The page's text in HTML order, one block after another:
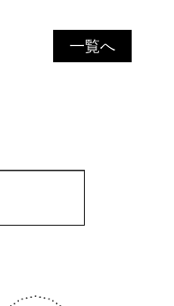
一覧へ